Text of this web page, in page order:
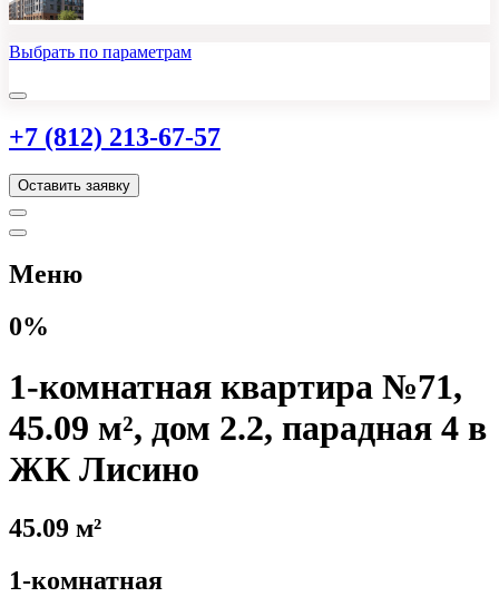
Выбрать по параметрам
+7 (812) 213-67-57
Оставить заявку
Меню
0%
1-комнатная квартира №71,
45.09 м², дом 2.2, парадная 4 в
ЖК Лисино
45.09 м²
1-комнатная